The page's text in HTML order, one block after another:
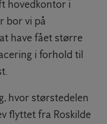
hovedkontor i
bor vi på
have fået større
i forhold til
hvor størstedelen
flyttet fra Roskilde